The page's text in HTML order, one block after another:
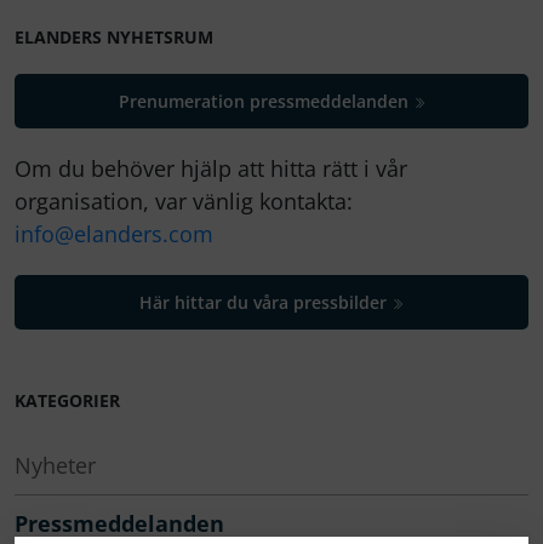
ELANDERS NYHETSRUM
Prenumeration pressmeddelanden
Om du behöver hjälp att hitta rätt i vår
organisation, var vänlig kontakta:
info@elanders.com
Här hittar du våra pressbilder
KATEGORIER
Nyheter
Pressmeddelanden